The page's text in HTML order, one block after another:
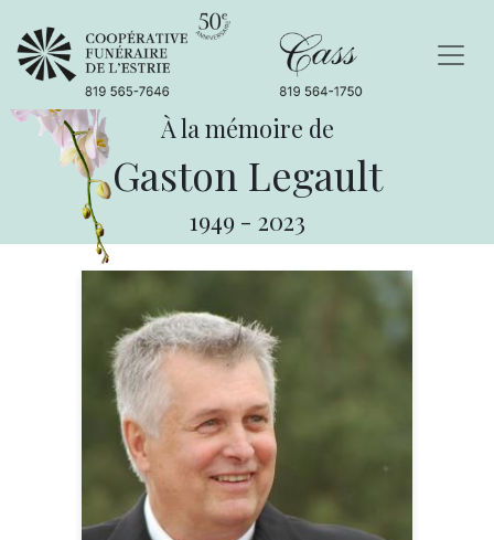
À la mémoire de
Gaston Legault
1949 - 2023